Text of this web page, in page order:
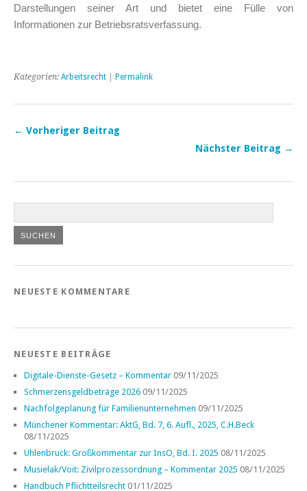
Darstellungen seiner Art und bietet eine Fülle von
Informationen zur Betriebsratsverfassung.
Kategorien: Arbeitsrecht Permalink
← Vorheriger Beitrag
Nächster Beitrag →
NEUESTE KOMMENTARE
NEUESTE BEITRÄGE
Digitale-Dienste-Gesetz – Kommentar 09/11/2025
Schmerzensgeldbeträge 2026 09/11/2025
Nachfolgeplanung für Familienunternehmen 09/11/2025
Münchener Kommentar: AktG, Bd. 7, 6. Aufl., 2025, C.H.Beck
08/11/2025
Uhlenbruck: Großkommentar zur InsO, Bd. I. 2025 08/11/2025
Musielak/Voit: Zivilprozessordnung – Kommentar 2025 08/11/2025
Handbuch Pflichtteilsrecht 01/11/2025